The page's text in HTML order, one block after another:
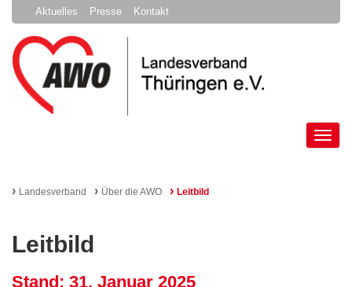
Aktuelles Presse Kontakt
› Landesverband › Über die AWO › Leitbild
Leitbild
Stand: 31. Januar 2025